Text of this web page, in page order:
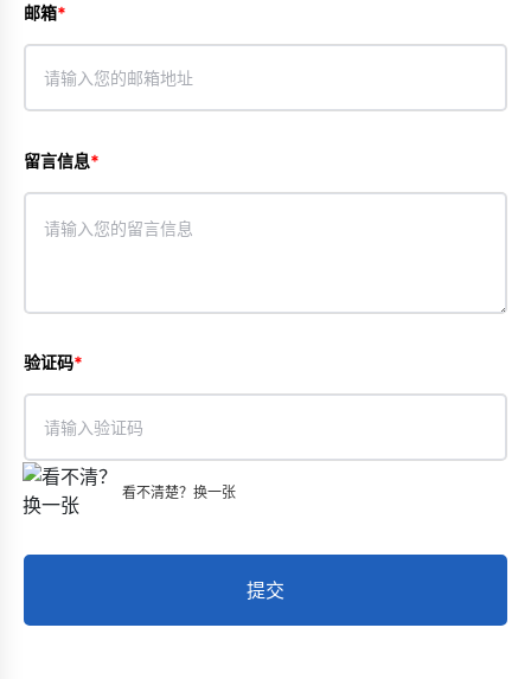
邮箱
留言信息
验证码
看不清楚？换一张
提交